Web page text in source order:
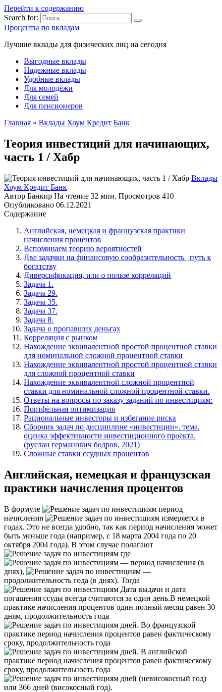
Перейти к содержанию
Search for:
Проценты по вкладам
Лучшие вклады для физических лиц на сегодня
Выгодные вклады
Надежные вклады
Удобные вклады
Для молодёжи
Для семей
Для пенсионеров
Главная » Вклады Хоум Кредит Банк
Теория инвестиций для начинающих,
часть 1 / Хабр
Вклады
Хоум Кредит Банк
Автор Банкир На чтение 32 мин. Просмотров 410
Опубликовано 06.12.2021
Содержание
Английская, немецкая и французская практики
начисления процентов
Вспоминаем теорию вероятностей
Две задачки на финансовую сообразительность | путь к
богатству
Диверсификация, или о пользе корреляций
Задача 1.
Задача 29.
Задача 35.
Задача 37.
Задача 8.
Задача о пропавших деньгах
Корреляция с рынком
Нахождение эквивалентной простой процентной ставки
для номинальной сложной процентной ставки
Нахождение эквивалентной простой процентной ставки
для сложной процентной ставки
Нахождение эквивалентной сложной процентной
ставки для номинальной сложной процентной ставки.
Ответы на вопросы по заказу заданий по инвестициям:
Портфельная оптимизация
Рациональные инвесторы и избегание риска
Сборник задач по дисциплине «инвестиции». тема.
оценка эффективности инвестиционного проекта.
(руслан германович бодров, 2021)
Сложные ставки ссудных процентов
Английская, немецкая и французская
практики начисления процентов
В формуле
период
начисления
измеряется в
годах. Это не всегда удобно, так как период начисления может
быть меньше года (например, с 18 марта 2004 года по 20
октября 2004 года). В этом случае полагают
где
— период начисления (в
днях),
—
продолжительность года (в днях). Тогда
Дата выдачи и дата
погашения ссуды всегда считаются за один день.В немецкой
практике начисления процентов один полный месяц равен 30
дням, продолжительность года
дней. Во французской
практике период начисления процентов равен фактическому
сроку, продолжительность года
дней. В английской
практике период начисления процентов равен фактическому
сроку, продолжительность года
дней (невисокосный год)
или 366 дней (високосный год).